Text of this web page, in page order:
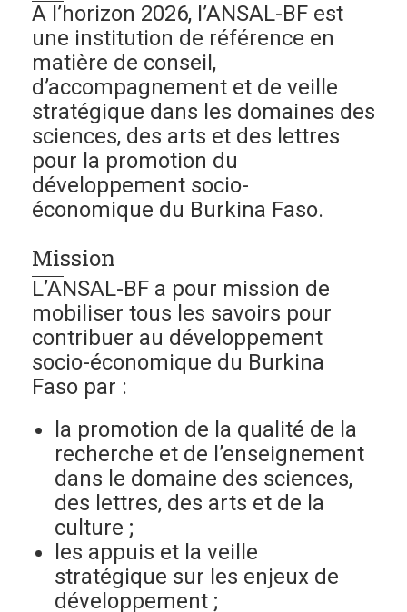
A l’horizon 2026, l’ANSAL-BF est
une institution de référence en
matière de conseil,
d’accompagnement et de veille
stratégique dans les domaines des
sciences, des arts et des lettres
pour la promotion du
développement socio-
économique du Burkina Faso.
Mission
L’ANSAL-BF a pour mission de
mobiliser tous les savoirs pour
contribuer au développement
socio-économique du Burkina
Faso par :
la promotion de la qualité de la
recherche et de l’enseignement
dans le domaine des sciences,
des lettres, des arts et de la
culture ;
les appuis et la veille
stratégique sur les enjeux de
développement ;